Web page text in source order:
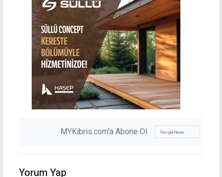
MYKibris.com'a Abone Ol
Yorum Yap